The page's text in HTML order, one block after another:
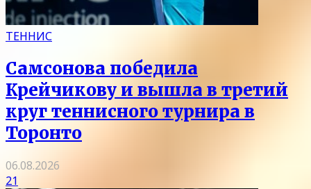
ТЕННИС
Самсонова победила
Крейчикову и вышла в третий
круг теннисного турнира в
Торонто
06.08.2026
21